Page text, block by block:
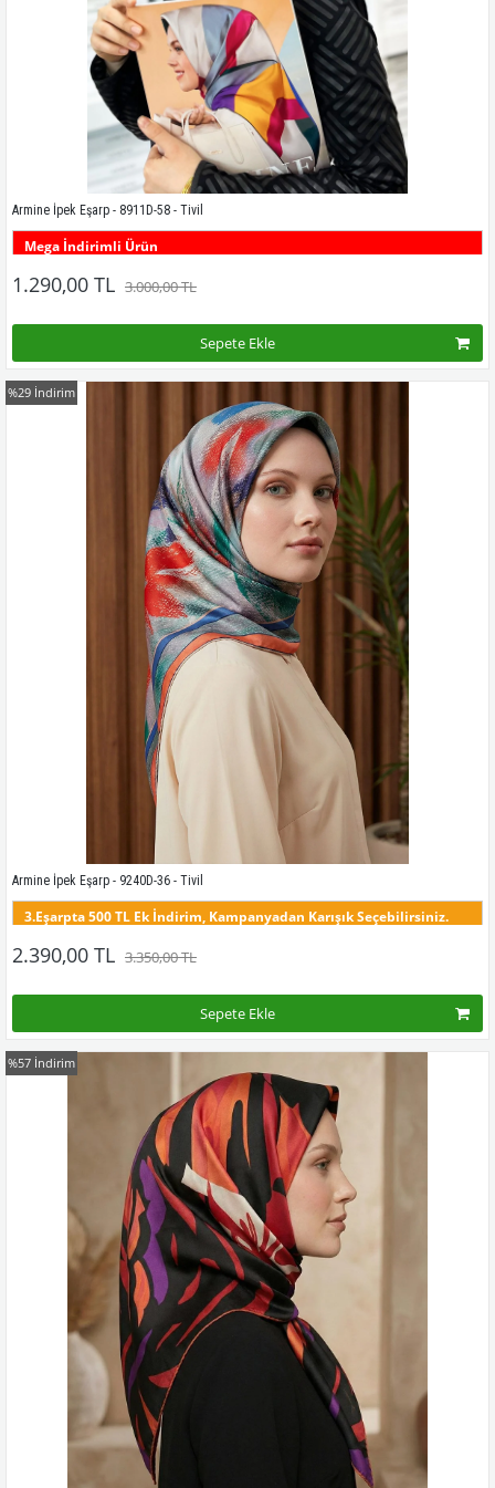
Armine İpek Eşarp - 8911D-58 - Tivil
Mega İndirimli Ürün
Kampanyadaki tüm modelleri görmek için buraya tıkla
1.290,00 TL 3.000,00 TL
Sepete Ekle
Armine İpek Eşarp - 9240D-36 - Tivil
3.Eşarpta 500 TL Ek İndirim, Kampanyadan Karışık Seçebilirsiniz.
Kampanyadaki tüm modelleri görmek için buraya tıkla
2.390,00 TL 3.350,00 TL
Sepete Ekle
%29 İndirim
%57 İndirim